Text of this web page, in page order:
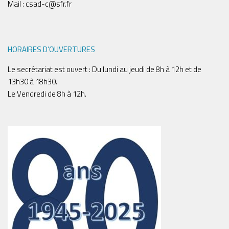
Mail : csad-c@sfr.fr
HORAIRES D’OUVERTURES
Le secrétariat est ouvert : Du lundi au jeudi de 8h à 12h et de
13h30 à 18h30.
Le Vendredi de 8h à 12h.